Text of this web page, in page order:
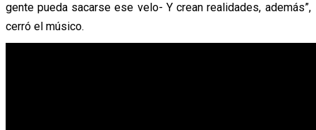
gente pueda sacarse ese velo- Y crean realidades, además”,
cerró el músico.